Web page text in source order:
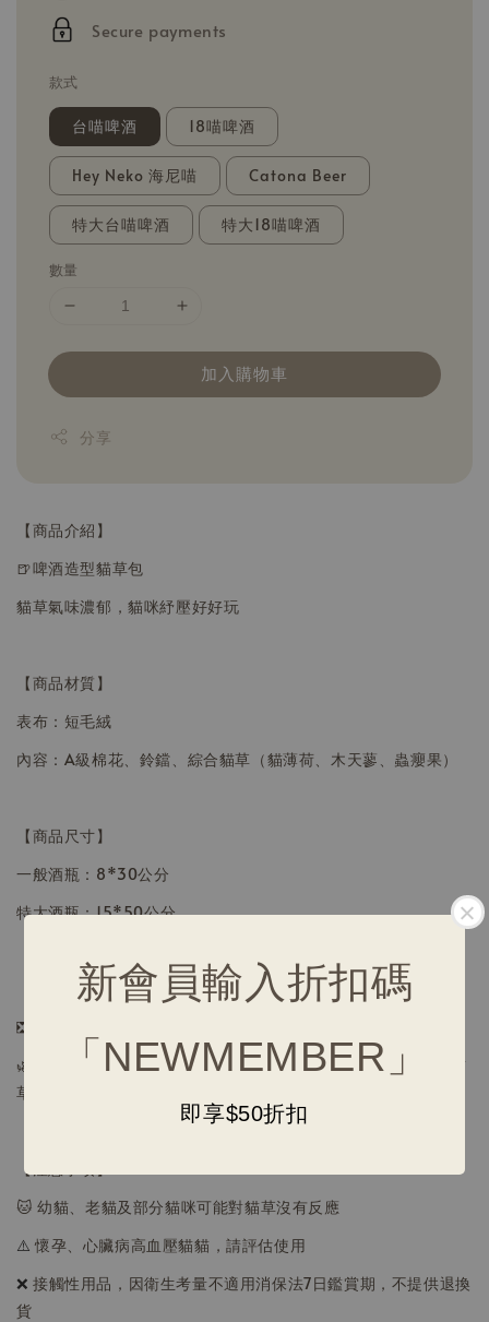
新會員輸入折扣碼
「NEWMEMBER」
即享$50折扣
Secure payments
款式
台喵啤酒 18喵啤酒
Hey Neko 海尼喵 Catona Beer
特大台喵啤酒 特大18喵啤酒
數量
加入購物車
分享
【商品介紹】
🍺啤酒造型貓草包
貓草氣味濃郁，貓咪紓壓好好玩
【商品材質】
表布：短毛絨
內容：A級棉花、鈴鐺、綜合貓草（貓薄荷、木天蓼、蟲癭果）
【商品尺寸】
一般酒瓶：8*30公分
特大酒瓶：15*50公分
【保養清潔】
❎ 不建議水洗，使用後可用濕紙巾將表面擦拭乾淨
🌿
若味道變淡，可將玩具及貓草放入密封袋中，輕輕搓揉增加貓
草香氣
【注意事項】
🐱 幼貓、老貓及部分貓咪可能對貓草沒有反應
⚠️ 懷孕、心臟病高血壓貓貓，請評估使用
❌ 接觸性用品，因衛生考量不適用消保法7日鑑賞期，不提供退換
貨